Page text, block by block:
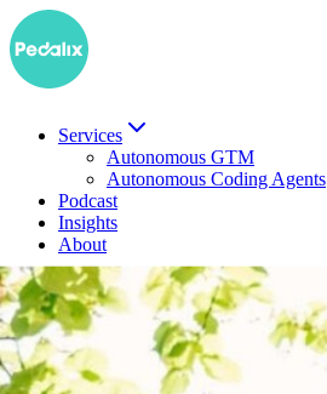
Services
Autonomous GTM
Autonomous Coding Agents
Podcast
Insights
About
ENDemo buchen